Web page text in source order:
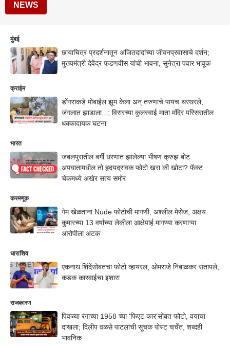
NEWS
मुंबई
छायाचित्र प्रदर्शनातून अजितदादांच्या जीवनप्रवासाचे दर्शन;
मुख्यमंत्री देवेंद्र फडणवीस यांची भावना, सुनेत्रा पवार भावूक
क्राईम
डोंगराकडे मोबाईल झूम केला अन् तरुणाचे पायच थरथरले;
जंगलात झाडाला...; विरारच्या कुलस्वाई माता मंदिर परिसरातील
धक्कादायक घटना
भारत
जबलपुरातील बर्गी धरणात झालेल्या भीषण क्रुझ बोट
अपघातामधील तो हृदयद्रावक फोटो खरा की खोटा? फॅक्ट
चेकमध्ये अखेर सत्य समोर
करमणूक
गेम खेळताना Nude फोटोची मागणी, अश्लील मेसेज; अक्षय
कुमारच्या 13 वर्षांच्या लेकीला आक्षेपार्ह मागण्या करणाऱ्या
आरोपीला अटक
धाराशिव
एकनाथ शिंदेंसोबतचा फोटो व्हायरल; ओमराजे निंबाळकर संतापले,
कडक कारवाईचा इशारा
राजकारण
पिवळ्या रंगाच्या 1958 च्या 'फिएट कार'सोबत फोटो, वयाचा
दाखला; दिलीप वळसे पाटलांची सूचक पोस्ट चर्चेत, शब्दही
भावनिक